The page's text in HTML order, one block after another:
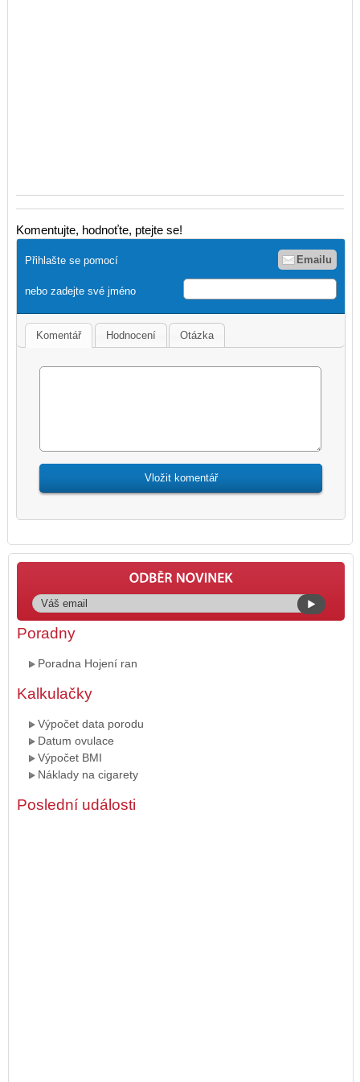
Komentujte, hodnoťte, ptejte se!
Přihlašte se pomocí Emailu
nebo zadejte své jméno
Komentář Hodnocení Otázka
Poradny
Poradna Hojení ran
Kalkulačky
Výpočet data porodu
Datum ovulace
Výpočet BMI
Náklady na cigarety
Poslední události